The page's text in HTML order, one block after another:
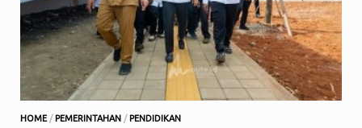
HOME /PEMERINTAHAN /PENDIDIKAN